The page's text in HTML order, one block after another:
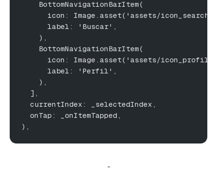
    BottomNavigationBarItem(
icon: Image.asset('assets/
      label: 'Buscar',
    ),
    BottomNavigationBarItem(
icon: Image.asset('assets/
      label: 'Perfil',
    ),
  ],
  currentIndex: _selectedIndex,
  onTap: _onItemTapped,
),